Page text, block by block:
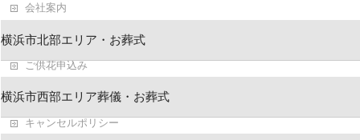
横浜市北部エリア・お葬式
横浜市西部エリア葬儀・お葬式
会社案内
葬儀・お葬式ブログ
ご供花申込み
横浜市民葬祭 葬儀資料
キャンセルポリシー